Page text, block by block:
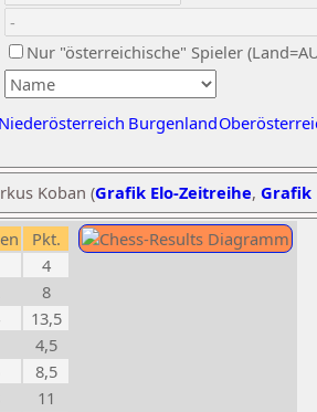
Nur "österreichische" Spieler
Niederösterreich Burgenland
Koban (Grafik Elo-Zeitreihe, Grafik
Pkt.
4
8
13,5
4,5
8,5
11